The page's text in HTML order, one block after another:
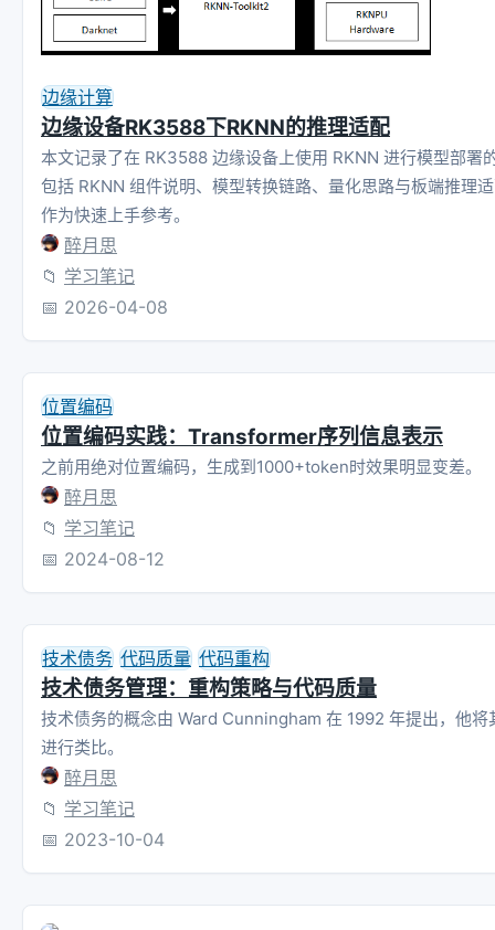
边缘计算
边缘设备RK3588下RKNN的推理适配
本文记录了在 RK3588 边缘设备上使用 RKNN 进行模型部署
包括 RKNN 组件说明、模型转换链路、量化思路与板端推理
作为快速上手参考。
醉月思
📁 学习笔记
📅 2026-04-08
位置编码
位置编码实践：Transformer序列信息表示
之前用绝对位置编码，生成到1000+token时效果明显变差。
醉月思
📁 学习笔记
📅 2024-08-12
技术债务 代码质量 代码重构
技术债务管理：重构策略与代码质量
技术债务的概念由 Ward Cunningham 在 1992 年提出，他将
进行类比。
醉月思
📁 学习笔记
📅 2023-10-04